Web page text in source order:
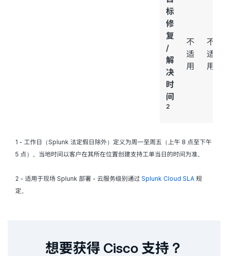
标
修
复
/
解
决
时
间
2
不
适
用
不
适
用
1 - 工作日（Splunk 法定假日除外）定义为周一至周五（上午 8 点至下午
5 点）。当地时间以客户在其所在位置创建支持工单当日的时间为准。
2 - 适用于现场 Splunk 部署 - 云服务级别通过 Splunk Cloud SLA 规
定。
想要获得 Cisco 支持？